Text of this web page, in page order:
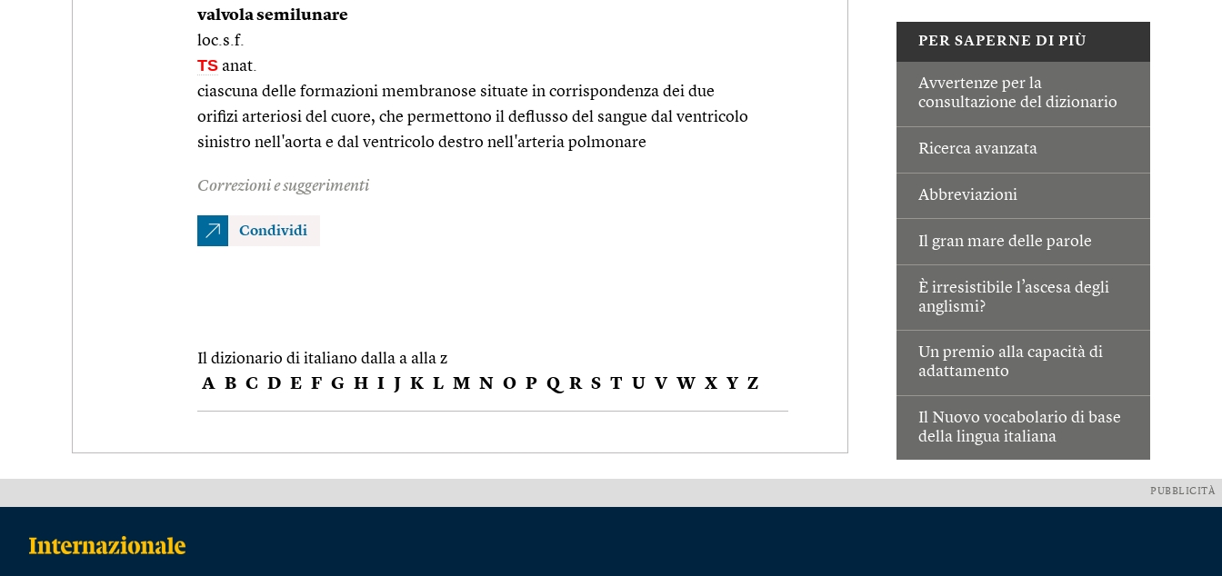
PER SAPERNE DI PIÙ
Avvertenze per la
consultazione del dizionario
Ricerca avanzata
Abbreviazioni
Il gran mare delle parole
È irresistibile l’ascesa degli
anglismi?
Un premio alla capacità di
adattamento
Il Nuovo vocabolario di base
della lingua italiana
valvola semilunare
loc.s.f.
TS anat.
ciascuna delle formazioni membranose situate in corrispondenza dei due
orifizi arteriosi del cuore, che permettono il deflusso del sangue dal ventricolo
sinistro nell'aorta e dal ventricolo destro nell'arteria polmonare
Correzioni e suggerimenti
Condividi
Il dizionario di italiano dalla a alla z
A B C D E F G H I J K L M N O P Q R S T U V W X Y Z
PUBBLICITÀ